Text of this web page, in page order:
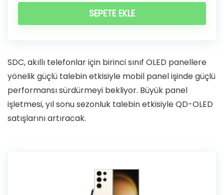
SEPETE EKLE
SDC, akıllı telefonlar için birinci sınıf OLED panellere
yönelik güçlü talebin etkisiyle mobil panel işinde güçlü
performansı sürdürmeyi bekliyor. Büyük panel
işletmesi, yıl sonu sezonluk talebin etkisiyle QD-OLED
satışlarını artıracak.